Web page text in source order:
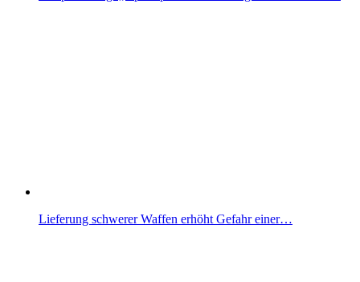
Lieferung schwerer Waffen erhöht Gefahr einer…